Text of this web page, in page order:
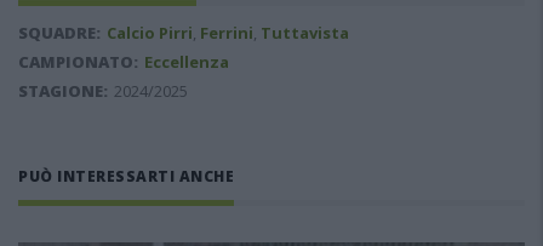
SQUADRE: Calcio Pirri, Ferrini, Tuttavista
CAMPIONATO: Eccellenza
STAGIONE: 2024/2025
PUÒ INTERESSARTI ANCHE